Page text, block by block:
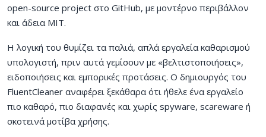
open-source project στο GitHub, με μοντέρνο περιβάλλον
και άδεια MIT.
Η λογική του θυμίζει τα παλιά, απλά εργαλεία καθαρισμού
υπολογιστή, πριν αυτά γεμίσουν με «βελτιστοποιήσεις»,
ειδοποιήσεις και εμπορικές προτάσεις. Ο δημιουργός του
FluentCleaner αναφέρει ξεκάθαρα ότι ήθελε ένα εργαλείο
πιο καθαρό, πιο διαφανές και χωρίς spyware, scareware ή
σκοτεινά μοτίβα χρήσης.